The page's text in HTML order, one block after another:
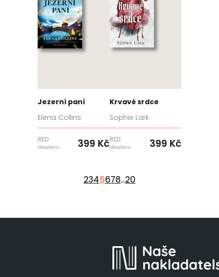
Jezerní paní
Elena Collins
RED
Skladem 399 Kč
Krvavé srdce
Sophie Lark
RED
Skladem 399 Kč
2345678...20